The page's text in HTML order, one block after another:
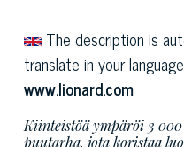
The description is
translate in your
www.lionard.com
Kiinteistöä ympäröi 3
puutarha, jota koristaa